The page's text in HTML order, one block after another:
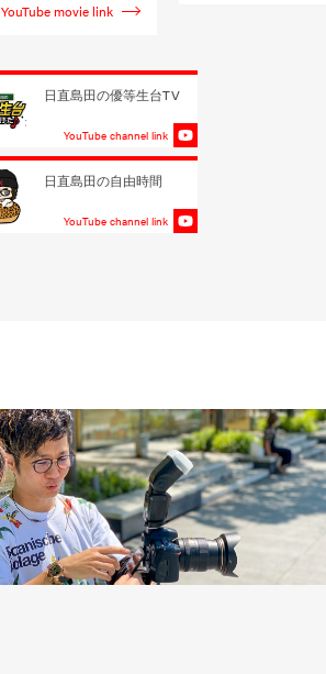
YouTube movie link
日直島田の優等生台TV
YouTube channel link
日直島田の自由時間
YouTube channel link